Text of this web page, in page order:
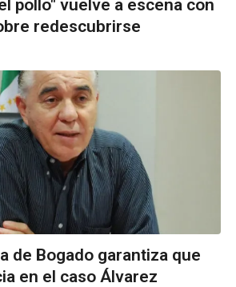
pollo" vuelve a escena con
redescubrirse
de Bogado garantiza que
en el caso Álvarez